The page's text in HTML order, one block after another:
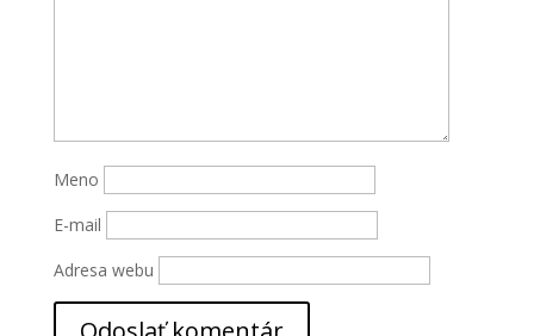
Meno
E-mail
Adresa webu
fungovanie
stránky.
Štatistiky